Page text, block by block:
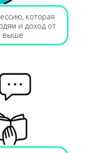
которая
и доход от
выше